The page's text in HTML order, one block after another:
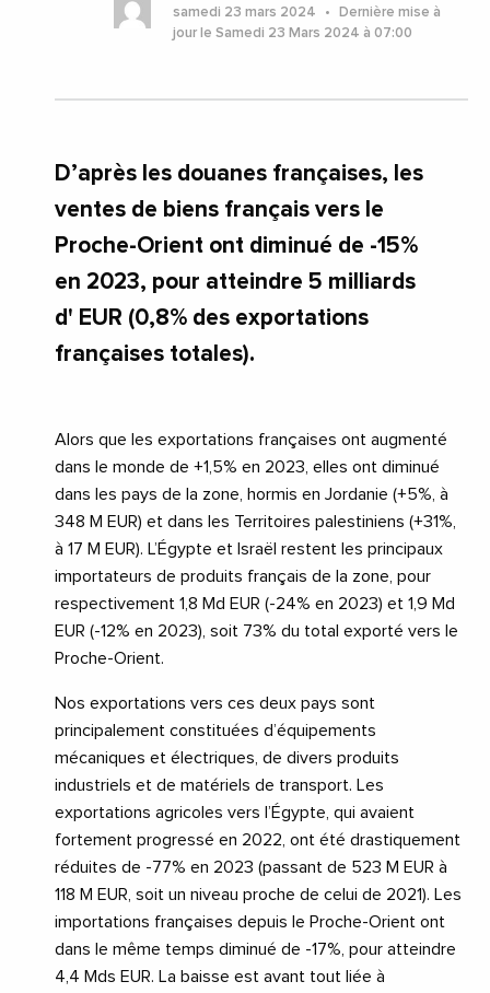
samedi 23 mars 2024
Dernière mise à
jour le Samedi 23 Mars 2024 à 07:00
D’après les douanes françaises, les
ventes de biens français vers le
Proche-Orient ont diminué de -15%
en 2023, pour atteindre 5 milliards
d' EUR (0,8% des exportations
françaises totales).
Alors que les exportations françaises ont augmenté
dans le monde de +1,5% en 2023, elles ont diminué
dans les pays de la zone, hormis en Jordanie (+5%, à
348 M EUR) et dans les Territoires palestiniens (+31%,
à 17 M EUR). L’Égypte et Israël restent les principaux
importateurs de produits français de la zone, pour
respectivement 1,8 Md EUR (-24% en 2023) et 1,9 Md
EUR (-12% en 2023), soit 73% du total exporté vers le
Proche-Orient.
Nos exportations vers ces deux pays sont
principalement constituées d’équipements
mécaniques et électriques, de divers produits
industriels et de matériels de transport. Les
exportations agricoles vers l’Égypte, qui avaient
fortement progressé en 2022, ont été drastiquement
réduites de -77% en 2023 (passant de 523 M EUR à
118 M EUR, soit un niveau proche de celui de 2021). Les
importations françaises depuis le Proche-Orient ont
dans le même temps diminué de -17%, pour atteindre
4,4 Mds EUR. La baisse est avant tout liée à